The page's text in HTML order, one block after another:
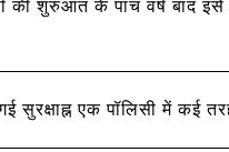
की शुरुआत के पांच वर्ष बाद इसे
सुरक्षाह्न एक पॉलिसी में कई